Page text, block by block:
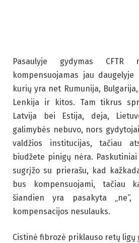
Pasaulyje gydymas CFTR
kompensuojamas jau
kurių yra net Rumunija,
Lenkija ir kitos. Tam tikrus
Latvija bei Estija, deja,
galimybės nebuvo, nors
valdžios institucijas, tačiau
biudžete pinigų nėra.
sugrįžo su prierašu, kad
bus kompensuojami, tačiau
šiandien yra pasakyta „ne“,
kompensacijos nesulauks.
Cistinė fibrozė priklauso retų ligų